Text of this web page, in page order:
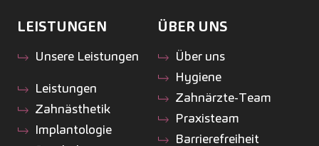
LEISTUNGEN
Unsere Leistungen
Leistungen
Zahnästhetik
Implantologie
ÜBER UNS
Über uns
Hygiene
Zahnärzte-Team
Praxisteam
Barrierefreiheit